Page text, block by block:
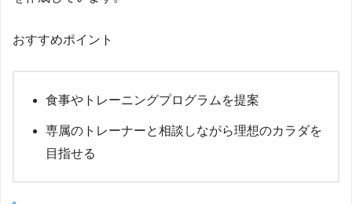
おすすめポイント
食事やトレーニングプログラムを提案
専属のトレーナーと相談しながら理想のカラダを
目指せる